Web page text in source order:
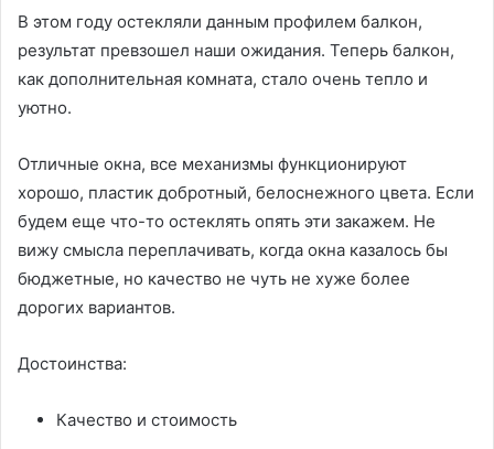
В этом году остекляли данным профилем балкон,
результат превзошел наши ожидания. Теперь балкон,
как дополнительная комната, стало очень тепло и
уютно.
Отличные окна, все механизмы функционируют
хорошо, пластик добротный, белоснежного цвета. Если
будем еще что-то остеклять опять эти закажем. Не
вижу смысла переплачивать, когда окна казалось бы
бюджетные, но качество не чуть не хуже более
дорогих вариантов.
Достоинства:
Качество и стоимость